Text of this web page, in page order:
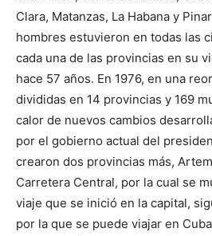
que
Clara, Matanzas, La Habana y
hombres estuvieron en todas las
cada una de las provincias en su
hace 57 años. En 1976, en una
divididas en 14 provincias y 169
calor de nuevos cambios
por el gobierno actual del
crearon dos provincias más,
Carretera Central, por la cual se
viaje que se inició en la capital,
por la que se puede viajar en